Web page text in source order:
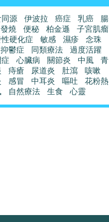
源 伊波拉 癌症 乳癌
腸
發燒
便秘 柏金遜
子宮肌瘤
硬化症
敏感 濕疹
念珠
抑鬱症
同類療法
過度活躍
心臟病 關節炎 中風
青
痔瘡 尿道炎 肚瀉
咳嗽
感冒 中耳炎 嘔吐
花粉熱
自然療法 生食 心靈